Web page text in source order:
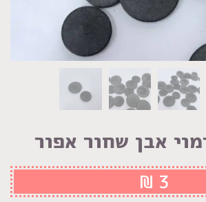
אבן שחור אפור
₪ 3